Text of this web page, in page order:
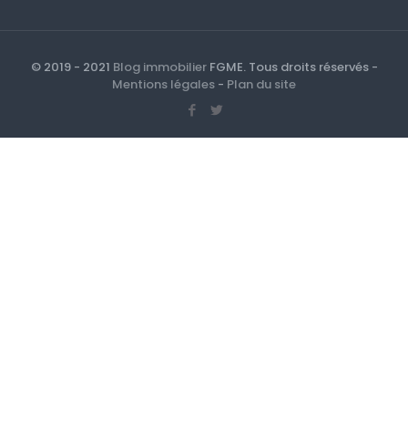
© 2019 - 2021 Blog immobilierFGME. Tous droits réservés -
Mentions légales - Plan du site